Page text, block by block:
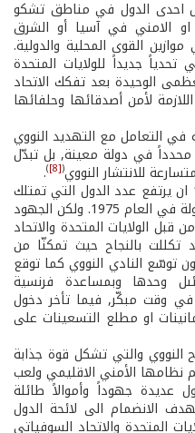
احدى الدول في مناطق تشكو
الامني في آسيا أو الشرق
القوى المحلية والدولية.
جديداً للولايات المتحدة
الوحيدة بعد تفكك الاتحاد
لأمن أصدقائها وحلفائها
في التعامل مع التهديد النووي
في دولة معينة, بل تبدّل
للانتشار النووي(
[8]
)
.
توقّع الرئيس جون كينيدي عام 1963 ان يرتفع عدد الدول التي تمتلك
السلاح النووي الى ما بين 15 و20 دولة في العام 1975. ولكن الجهود
الولايات المتحدة والاتحاد
تكللت بالنجاح حيث تمكنّا من
توسّع النادي النووي كما توقع
وحدها وبمساعدة فرنسية
في وقت مبكّر, فيما تأخر دخول
او مطلع التسعينات على
النووي والتي تشكل قوة جذابة
الأمني الاقليمي ولعب
عديدة جهوداً وأموالاً طائلة
الانضمام الى لائحة الدول
المتحدة والاتحاد السوفياتي